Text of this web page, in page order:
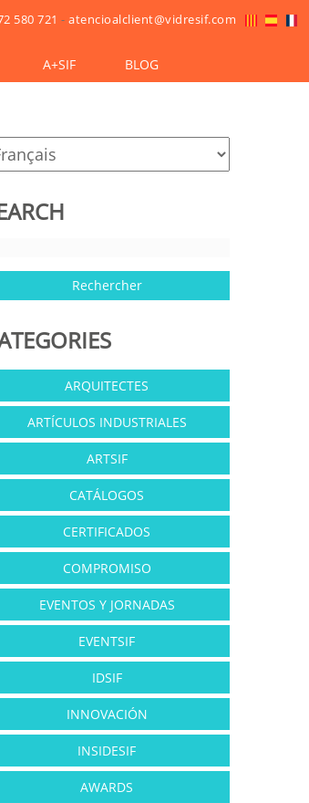
580 721 -atencioalclient@vidresif.com
A+SIF BLOG
ARQUITECTES
ARTÍCULOS INDUSTRIALES
ARTSIF
CATÁLOGOS
CERTIFICADOS
COMPROMISO
EVENTOS Y JORNADAS
EVENTSIF
IDSIF
INNOVACIÓN
INSIDESIF
AWARDS